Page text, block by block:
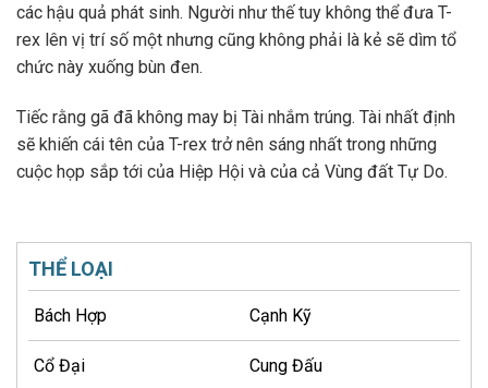
các hậu quả phát sinh. Người như thế tuy không thể đưa T-
rex lên vị trí số một nhưng cũng không phải là kẻ sẽ dìm tổ
chức này xuống bùn đen.
Tiếc rằng gã đã không may bị Tài nhắm trúng. Tài nhất định
sẽ khiến cái tên của T-rex trở nên sáng nhất trong những
cuộc họp sắp tới của Hiệp Hội và của cả Vùng đất Tự Do.
THỂ LOẠI
Bách Hợp Cạnh Kỹ
Cổ Đại Cung Đấu